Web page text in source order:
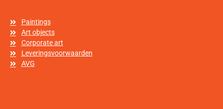
Paintings
Art objects
Corporate art
Leveringsvoorwaarden
AVG